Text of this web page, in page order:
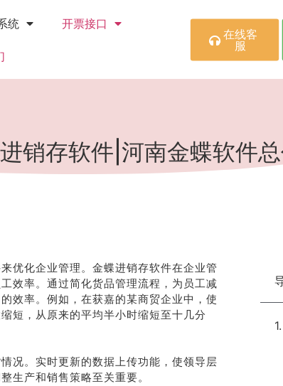
统 开票接口
在线客
服
销存软件|河南金蝶软件
优化企业管理。金蝶进销存软件在企业管
效率。通过简化货品管理流程，为员工减
效率。例如，在获嘉的某商贸企业中，使
短，从原来的平均半小时缩短至十几分
况。实时更新的数据上传功能，使领导层
生产和销售策略至关重要。